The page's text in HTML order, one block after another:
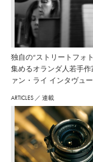
独自の“ストリートフォ
集めるオランダ人若手
ァン・ライ インタヴュー
ARTICLES ／ 連載